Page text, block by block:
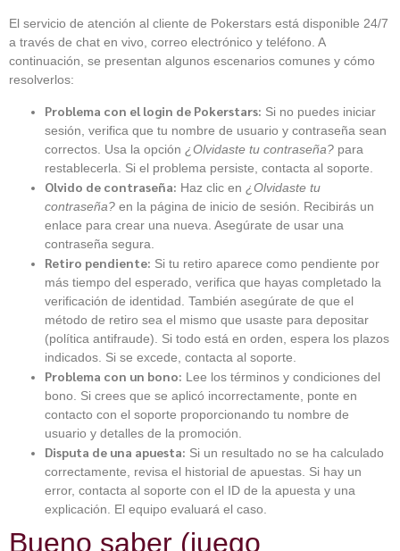
El servicio de atención al cliente de Pokerstars está disponible 24/7
a través de chat en vivo, correo electrónico y teléfono. A
continuación, se presentan algunos escenarios comunes y cómo
resolverlos:
Problema con el login de Pokerstars: Si no puedes iniciar
sesión, verifica que tu nombre de usuario y contraseña sean
correctos. Usa la opción ¿Olvidaste tu contraseña? para
restablecerla. Si el problema persiste, contacta al soporte.
Olvido de contraseña: Haz clic en ¿Olvidaste tu
contraseña? en la página de inicio de sesión. Recibirás un
enlace para crear una nueva. Asegúrate de usar una
contraseña segura.
Retiro pendiente: Si tu retiro aparece como pendiente por
más tiempo del esperado, verifica que hayas completado la
verificación de identidad. También asegúrate de que el
método de retiro sea el mismo que usaste para depositar
(política antifraude). Si todo está en orden, espera los plazos
indicados. Si se excede, contacta al soporte.
Problema con un bono: Lee los términos y condiciones del
bono. Si crees que se aplicó incorrectamente, ponte en
contacto con el soporte proporcionando tu nombre de
usuario y detalles de la promoción.
Disputa de una apuesta: Si un resultado no se ha calculado
correctamente, revisa el historial de apuestas. Si hay un
error, contacta al soporte con el ID de la apuesta y una
explicación. El equipo evaluará el caso.
Bueno saber (juego